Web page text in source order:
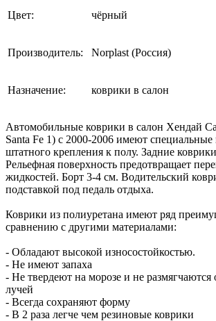
Цвет: чёрный
Производитель: Norplast (Россия)
Назначение: коврики в салон
Автомобильные коврики в салон Хендай
Santa Fe 1) с 2000-2006 имеют специальные
штатного крепления к полу. Задние
Рельефная поверхность предотвращает
жидкостей. Борт 3-4 см. Водительский
подставкой под педаль отдыха.
Коврики из полиуретана имеют ряд
сравнению с другими материалами:
- Обладают высокой износостойкостью.
- Не имеют запаха
- Не твердеют на морозе и не размягчаются
лучей
- Всегда сохраняют форму
- В 2 раза легче чем резиновые коврики